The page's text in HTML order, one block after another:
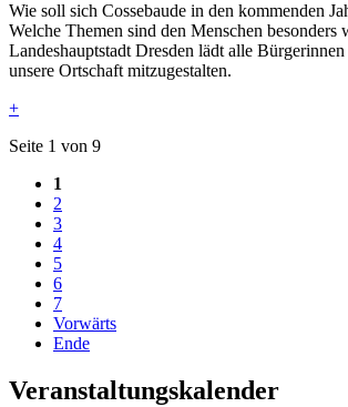
Wie soll sich Cossebaude in den kommenden
Welche Themen sind den Menschen besonders
Landeshauptstadt Dresden lädt alle
unsere Ortschaft mitzugestalten.
+
Seite 1 von 9
1
2
3
4
5
6
7
Vorwärts
Ende
Veranstaltungskalender